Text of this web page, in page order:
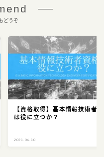
どうぞ
【資格取得】基本情報技術者
は役に立つか？
2021.04.10